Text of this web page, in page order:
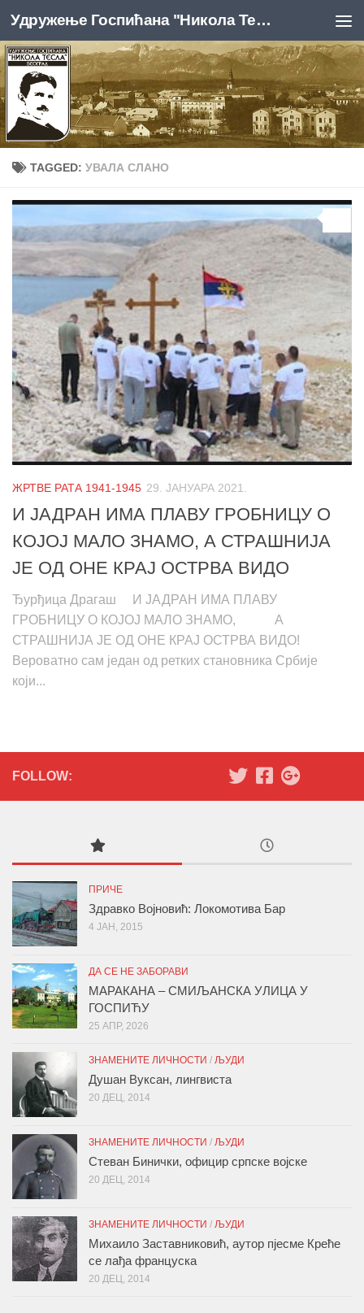
Skip to content Удружење Госпићана "Никола Тесла", Београд
TAGGED: УВАЛА СЛАНО
ЖРТВЕ РАТА 1941-1945 29. ЈАНУАРА 2021.
И ЈАДРАН ИМА ПЛАВУ ГРОБНИЦУ О
КОЈОЈ МАЛО ЗНАМО, А СТРАШНИЈА
ЈЕ ОД ОНЕ КРАЈ ОСТРВА ВИДО
Ђурђица Драгаш И ЈАДРАН ИМА ПЛАВУ
ГРОБНИЦУ О КОЈОЈ МАЛО ЗНАМО, А
СТРАШНИЈА ЈЕ ОД ОНЕ КРАЈ ОСТРВА ВИДО!
Вероватно сам један од ретких становника Србије
који...
FOLLOW:
ПРИЧЕ
Здравко Војновић: Локомотива Бар
4 ЈАН, 2015
ДА СЕ НЕ ЗАБОРАВИ
МАРАКАНА – СМИЉАНСКА УЛИЦА У
ГОСПИЋУ
25 АПР, 2026
ЗНАМЕНИТЕ ЛИЧНОСТИ / ЉУДИ
Душан Вуксан, лингвиста
20 ДЕЦ, 2014
ЗНАМЕНИТЕ ЛИЧНОСТИ / ЉУДИ
Стеван Бинички, официр српске војске
20 ДЕЦ, 2014
ЗНАМЕНИТЕ ЛИЧНОСТИ / ЉУДИ
Михаило Заставниковић, аутор пјесме Креће
се лађа француска
20 ДЕЦ, 2014